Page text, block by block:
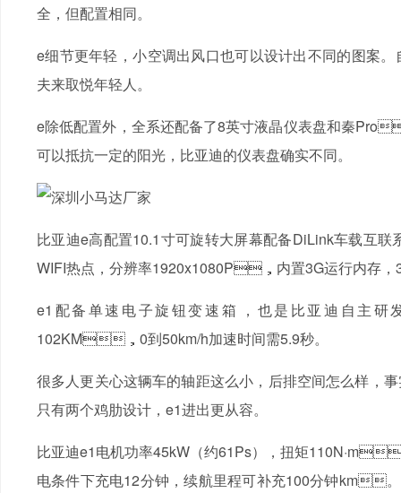
全，但配置相同。
e细节更年轻，小空调出风口也可以设计出不同的图案
夫来取悦年轻人。
e除低配置外，全系还配备了8英寸液晶仪表盘和秦Pro
可以抵抗一定的阳光，比亚迪的仪表盘确实不同。
比亚迪e高配置10.1寸可旋转大屏幕配备DiLink车
WIFI热点，分辨率1920x1080P，内置3G运行内存
e1配备单速电子旋钮变速箱，也是比亚迪自主研
102KM，0到50km/h加速时间需5.9秒。
很多人更关心这辆车的轴距这么小，后排空间怎么样，事
只有两个鸡肋设计，e1进出更从容。
比亚迪e1电机功率45kW（约61Ps），扭矩
电条件下充电12分钟，续航里程可补充100分钟km。